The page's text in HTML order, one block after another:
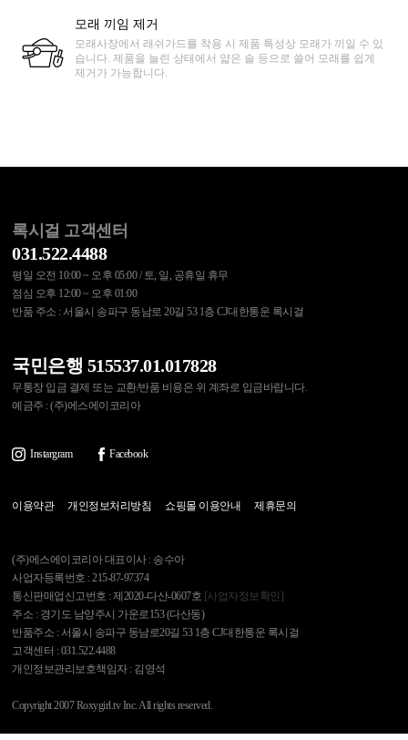
모래 끼임 제거
모래사장에서 래쉬가드를 착용 시 제품 특성상 모래가 끼일 수 있
습니다. 제품을 늘린 상태에서 얇은 솔 등으로 쓸어 모래를 쉽게
제거가 가능합니다.
록시걸 고객센터
031.522.4488
평일 오전 10:00 ~ 오후 05:00 / 토, 일, 공휴일 휴무
점심 오후 12:00 ~ 오후 01:00
반품 주소 : 서울시 송파구 동남로 20길 53 1층 CJ대한통운 록시걸
국민은행 515537.01.017828
무통장 입금 결제 또는 교환/반품 비용은 위 계좌로 입금바랍니다.
예금주 : (주)에스에이코리아
Instargram Facebook
이용약관 개인정보처리방침 쇼핑몰 이용안내 제휴문의
(주)에스에이코리아 대표이사 : 송수아
사업자등록번호 : 215-87-97374
통신판매업신고번호 : 제2020-다산-0607호 [사업자정보확인]
주소 : 경기도 남양주시 가운로153 (다산동)
반품주소 : 서울시 송파구 동남로20길 53 1층 CJ대한통운 록시걸
고객센터 : 031.522.4488
개인정보관리보호책임자 : 김영석
Copyright 2007 Roxygirl.tv Inc. All rights reserved.